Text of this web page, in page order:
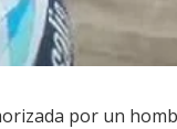
por un